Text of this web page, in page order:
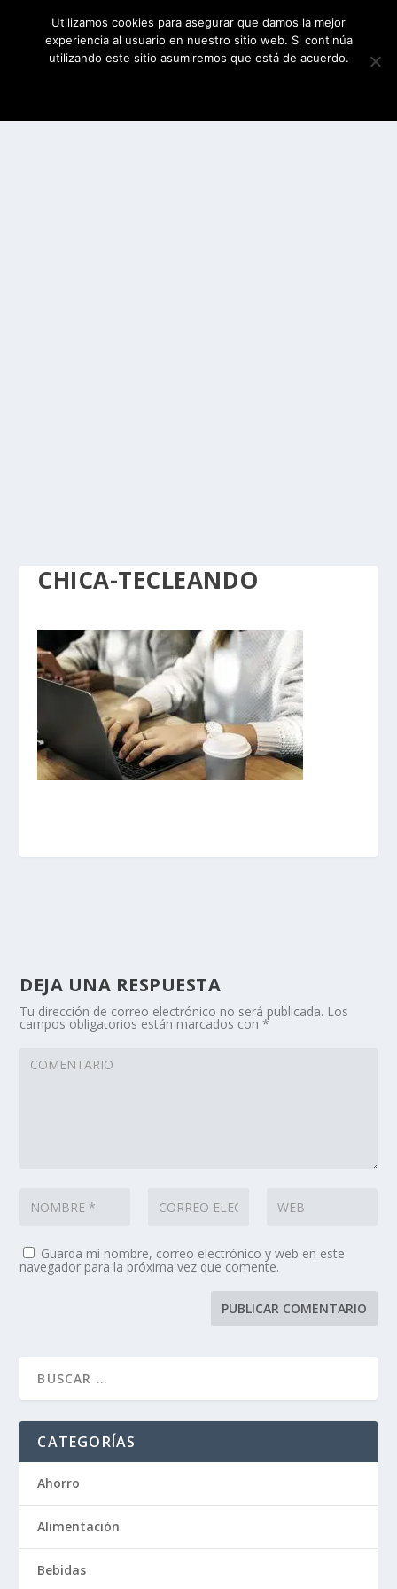
CHICA-TECLEANDO
DEJA UNA RESPUESTA
Tu dirección de correo electrónico no será publicada. Los
campos obligatorios están marcados con*
Guarda mi nombre, correo electrónico y web en este
navegador para la próxima vez que comente.
CATEGORÍAS
Ahorro
Alimentación
Bebidas
Utilizamos cookies para asegurar que damos la mejor
experiencia al usuario en nuestro sitio web. Si continúa
utilizando este sitio asumiremos que está de acuerdo.